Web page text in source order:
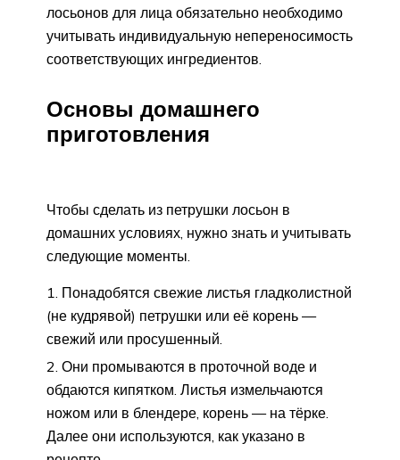
лосьонов для лица обязательно необходимо
учитывать индивидуальную непереносимость
соответствующих ингредиентов.
Основы домашнего
приготовления
Чтобы сделать из петрушки лосьон в
домашних условиях, нужно знать и учитывать
следующие моменты.
Понадобятся свежие листья гладколистной
(не кудрявой) петрушки или её корень —
свежий или просушенный.
Они промываются в проточной воде и
обдаются кипятком. Листья измельчаются
ножом или в блендере, корень — на тёрке.
Далее они используются, как указано в